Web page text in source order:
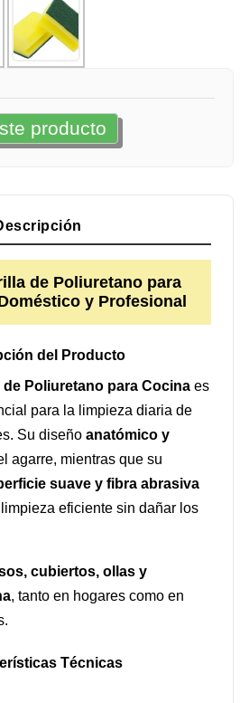
producto
de Poliuretano para
y Profesional
del Producto
de Poliuretano para Cocina es
para la limpieza diaria de
Su diseño anatómico y
agarre, mientras que su
suave y fibra abrasiva
eficiente sin dañar los
cubiertos, ollas y
, tanto en hogares como en
Técnicas